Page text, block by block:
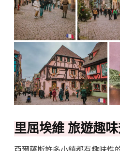
里屈埃維 旅遊趣